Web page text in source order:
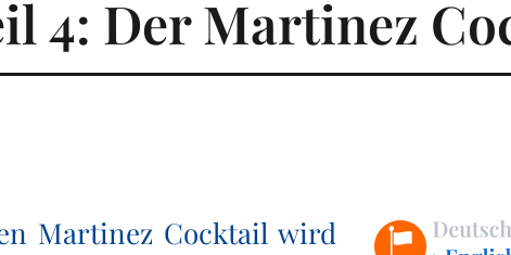
4: Der Martinez
Martinez Cocktail wird